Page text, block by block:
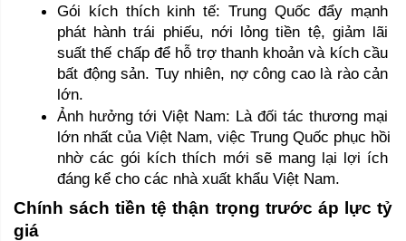
Gói kích thích kinh tế: Trung Quốc đẩy mạnh
phát hành trái phiếu, nới lỏng tiền tệ, giảm lãi
suất thế chấp để hỗ trợ thanh khoản và kích cầu
bất động sản. Tuy nhiên, nợ công cao là rào cản
lớn.
Ảnh hưởng tới Việt Nam: Là đối tác thương mại
lớn nhất của Việt Nam, việc Trung Quốc phục hồi
nhờ các gói kích thích mới sẽ mang lại lợi ích
đáng kể cho các nhà xuất khẩu Việt Nam.
Chính sách tiền tệ thận trọng trước áp lực tỷ
giá